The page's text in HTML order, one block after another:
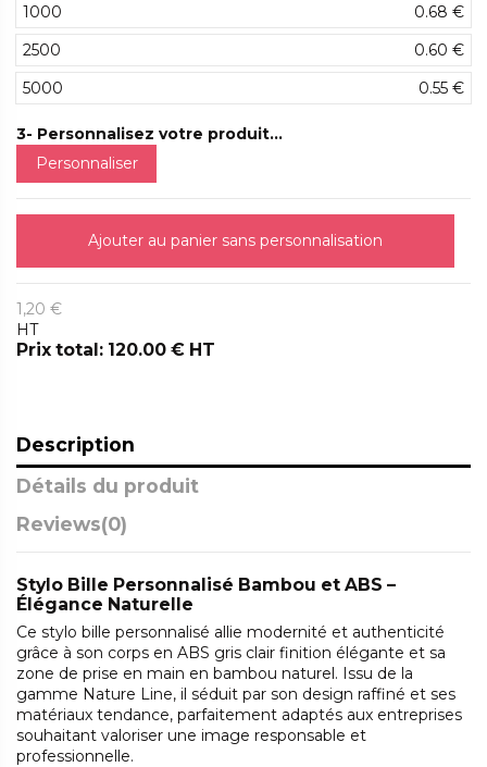
1000
0.68 €
2500
0.60 €
5000
0.55 €
3- Personnalisez votre produit...
Personnaliser
Ajouter au panier sans personnalisation
1,20 €
HT
Prix total: 120.00 € HT
Description
Détails du produit
Reviews(0)
Stylo Bille Personnalisé Bambou et ABS –
Élégance Naturelle
Ce stylo bille personnalisé allie modernité et authenticité
grâce à son corps en ABS gris clair finition élégante et sa
zone de prise en main en bambou naturel. Issu de la
gamme Nature Line, il séduit par son design raffiné et ses
matériaux tendance, parfaitement adaptés aux entreprises
souhaitant valoriser une image responsable et
professionnelle.